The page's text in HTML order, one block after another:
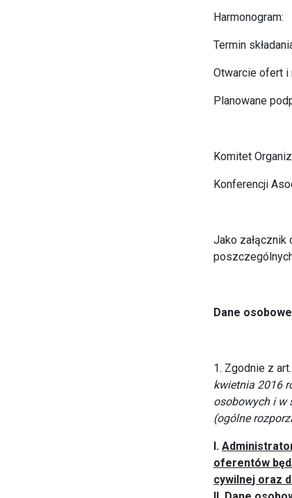
Harmonogram:
Termin
Otwarcie ofert i
Planowane
Komitet
Konferencji
Jako
Dane
1. Zgodnie z
kwietnia 2016
osobowych i w
(ogólne
I.
oferentów
cywilnej oraz